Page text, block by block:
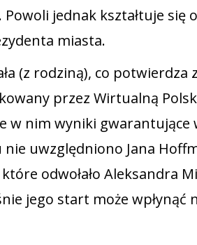
jednak kształtuje się
miasta.
(z rodziną), co potwierdza
przez Wirtualną
w nim wyniki gwarantujące
uwzględniono Jana
odwołało Aleksandra
jego start może wpłynąć